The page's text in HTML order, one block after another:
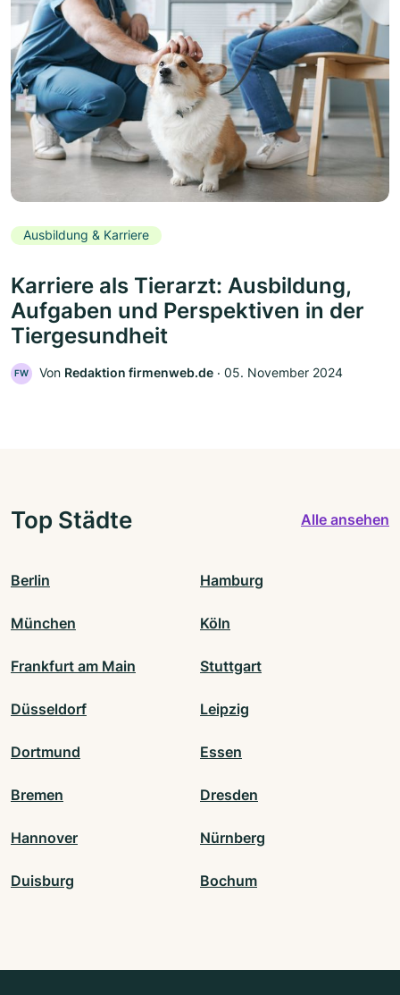
Ausbildung & Karriere
Karriere als Tierarzt: Ausbildung,
Aufgaben und Perspektiven in der
Tiergesundheit
FW Von Redaktion firmenweb.de ‧ 05. November 2024
Top Städte Alle ansehen
Berlin Hamburg
München Köln
Frankfurt am Main Stuttgart
Düsseldorf Leipzig
Dortmund Essen
Bremen Dresden
Hannover Nürnberg
Duisburg Bochum